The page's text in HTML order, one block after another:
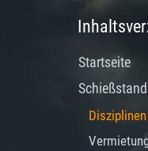
Startseite
Schießstand
Disziplinen